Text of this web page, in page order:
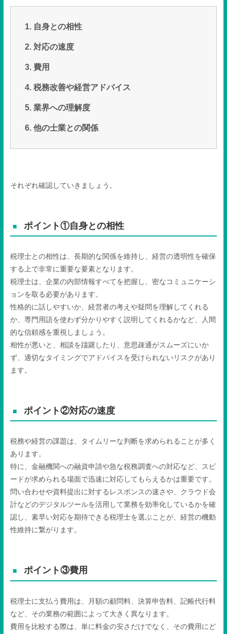
自身との相性
対応の速度
費用
税務改善や経営アドバイス
業界への理解度
他の士業との関係
それぞれ確認していきましょう。
ポイント①自身との相性
税理士との相性は、長期的な関係を維持し、経営の透明性を確保
する上で非常に重要な要素となります。
税理士は、企業の内部情報すべてを把握し、密なコミュニケーシ
ョンを取る必要があります。
性格的に話しやすいか、経営者の考えや疑問を理解してくれる
か、専門用語を使わず分かりやすく説明してくれるかなど、人間
的な信頼感を重視しましょう。
相性が悪いと、相談を躊躇したり、意思疎通がスムーズにいか
ず、適切なタイミングでアドバイスを受けられないリスクがあり
ます。
ポイント②対応の速度
税務や経営の課題は、タイムリーな判断を求められることが多く
あります。
特に、金融機関への融資申請や急な税務調査への対応など、スピ
ードが求められる場面で迅速に対応してもらえるかは重要です。
問い合わせや資料提出に対するレスポンスの速さや、クラウド会
計などのデジタルツールを活用して業務を効率化しているかを確
認し、素早い対応を期待できる税理士を選ぶことが、経営の機動
性維持に繋がります。
ポイント③費用
税理士に支払う費用は、月額の顧問料、決算申告料、記帳代行料
など、その業務の範囲によって大きく異なります。
費用を比較する際は、単に料金の安さだけでなく、その費用にど